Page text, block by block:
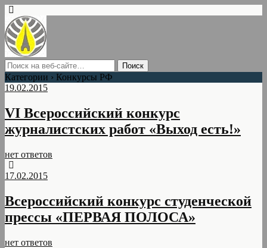
Категории › Конкурсы РФ
19.02.2015
VI Всероссийский конкурс
журналистских работ «Выход есть!»
нет ответов
17.02.2015
Всероссийский конкурс студенческой
прессы «ПЕРВАЯ ПОЛОСА»
нет ответов